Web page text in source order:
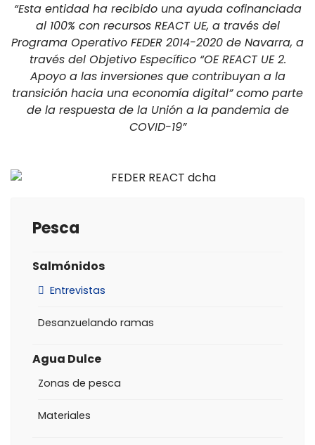
“Esta entidad ha recibido una ayuda cofinanciada
al 100% con recursos REACT UE, a través del
Programa Operativo FEDER 2014-2020 de Navarra, a
través del Objetivo Específico “OE REACT UE 2.
Apoyo a las inversiones que contribuyan a la
transición hacia una economía digital” como parte
de la respuesta de la Unión a la pandemia de
COVID-19”
Pesca
Salmónidos
Entrevistas
Desanzuelando ramas
Agua Dulce
Zonas de pesca
Materiales